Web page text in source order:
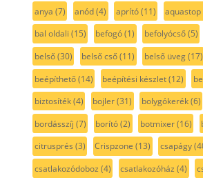
anya (7) anód(4) aprító(11) aquastop
bal oldali (15) befogó(1) befolyócső(5)
belső(30) belső cső(11) belső üveg(17)
beépíthető(14) beépítési készlet(12)
biztosíték(4) bojler(31) bolygókerék(6)
bordásszíj (7) borító(2) botmixer(16)
citrusprés (3) Crispzone (13) csapágy
csatlakozódoboz (4) csatlakozóház (4)